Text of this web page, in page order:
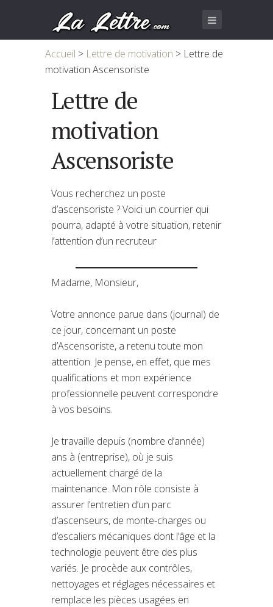
Accueil > Lettre de motivation > Lettre de
motivation Ascensoriste
Lettre de
motivation
Ascensoriste
Vous recherchez un poste
d’ascensoriste ? Voici un courrier qui
pourra, adapté à votre situation, retenir
l’attention d’un recruteur
Madame, Monsieur,
Votre annonce parue dans (journal) de
ce jour, concernant un poste
d’Ascensoriste, a retenu toute mon
attention. Je pense, en effet, que mes
qualifications et mon expérience
professionnelle peuvent correspondre
à vos besoins.
Je travaille depuis (nombre d’année)
ans à (entreprise), où je suis
actuellement chargé de la
maintenance. Mon rôle consiste à
assurer l’entretien d’un parc
d’ascenseurs, de monte-charges ou
d’escaliers mécaniques dont l’âge et la
technologie peuvent être des plus
variés. Je procède aux contrôles,
nettoyages et réglages nécessaires et
remplace les pièces usagées en